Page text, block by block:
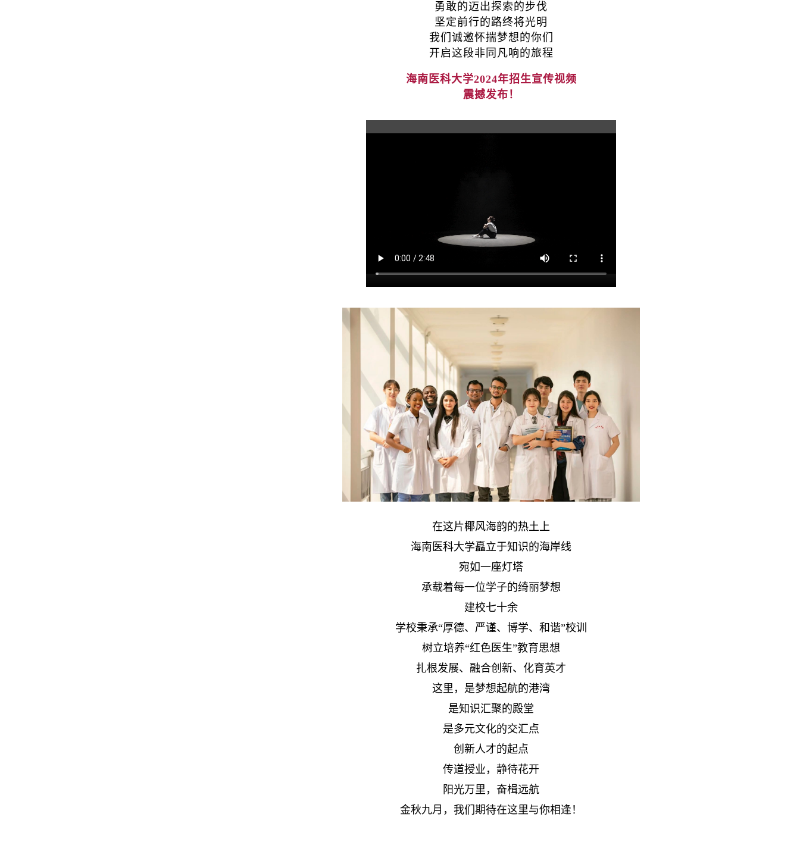
勇敢的迈出探索的步伐
坚定前行的路终将光明
我们诚邀怀揣梦想的你们
开启这段非同凡响的旅程
海南医科大学2024年招生宣传视频
震撼发布！
在这片椰风海韵的热土上
海南医科大学矗立于知识的海岸线
宛如一座灯塔
承载着每一位学子的绮丽梦想
建校七十余
学校秉承“厚德、严谨、博学、和谐”校训
树立培养“红色医生”教育思想
扎根发展、融合创新、化育英才
这里，是梦想起航的港湾
是知识汇聚的殿堂
是多元文化的交汇点
创新人才的起点
传道授业，静待花开
阳光万里，奋楫远航
金秋九月，我们期待在这里与你相逢！